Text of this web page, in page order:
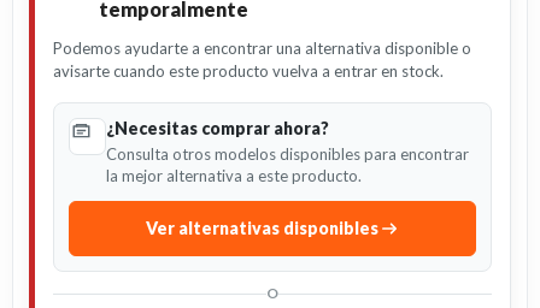
temporalmente
Podemos ayudarte a encontrar una alternativa disponible o
avisarte cuando este producto vuelva a entrar en stock.
¿Necesitas comprar ahora?
Consulta otros modelos disponibles para encontrar
la mejor alternativa a este producto.
Ver alternativas disponibles
O